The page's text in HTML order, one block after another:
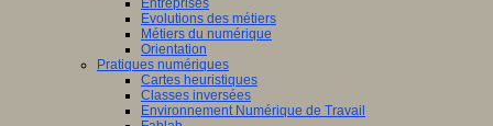
Entreprises
Evolutions des métiers
Métiers du numérique
Orientation
Pratiques numériques
Cartes heuristiques
Classes inversées
Environnement Numérique de Travail